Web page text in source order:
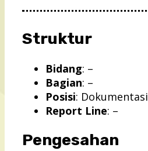
Struktur
Bidang: –
Bagian: –
Posisi: Dokumentasi
Report Line: –
Pengesahan